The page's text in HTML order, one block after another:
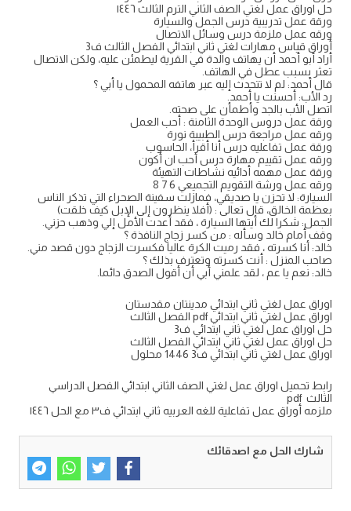
حل اوراق عمل لغتي الصف الثاني الترم الثالث ١٤٤٦
ورقة عمل تدريبية درس الجمل والسيارة
ورقه عمل ملزمة درس وسائل الاتصال
أوراق قياس مهارات لغتي ثاني ابتدائي الفصل الثالث ف3
أراد أبو أحمد أن يهاتف والدة في القرية ليطمئن عليه، ولكن الاتصال
تعثر بسبب عطل في الهاتف.
قال أحمد: لم لا تتحدث إليه عبر هاتفه المحمول يا أبي ؟
رد الأب: أحسنت يا أحمد.
اتصل الأب بالجد وأطمأن على صحته.
ورقة عمل دروس الوحدة الثامنة : أحب العمل
ورقه عمل مراجعة درس الطبيبة نورة
ورقة عمل تفاعليه درس أنا أقرأ، الحاسوب
ورقه عمل تقييم مهارة درس أحب ان أكون
ورقة عمل مهمه أدائيه نشاطات التهيئة
ورقه عمل ورشة التقويم التجميعي 6 7 8
السيارة: لا تحزن يا صديقي، فمازلت سفينة الصحراء التي تذكر الناس
بعظمة الخالق، قال تعالى : (أفلا ينظرون إلى الإبل كيف خلقت)
الجمل: شكرا لك أيتها السيارة ، فقد أعدت الأمل إلي وذهب حزني.
وقف أمام خالد وسأله : من كسر زجاج النافذة ؟
خالد: أنا كسرته ، فقد رميت الكرة عاليا فكسرت الزجاج دون قصد مني.
صاحب المنزل : أنت كسرته وتعترف بذلك ؟
خالد: نعم يا عم ، لقد علمني أبي أن أقول الصدق دائما.
اوراق عمل لغتي ثاني ابتدائي مدينتان مقدستان
اوراق عمل لغتي ثاني ابتدائي pdf الفصل الثالث
حل اوراق عمل لغتي ثاني ابتدائي ف3
حل اوراق عمل لغتي ثاني ابتدائي الفصل الثالث
اوراق عمل لغتي ثاني ابتدائي ف3 1446 محلول
رابط تحميل اوراق عمل لغتي الصف الثاني ابتدائي الفصل الدراسي
الثالث pdf
ملزمه أوراق عمل تفاعلية للغه العربيه ثاني ابتدائي ف٣ مع الحل ١٤٤٦
شارك الحل مع اصدقائك